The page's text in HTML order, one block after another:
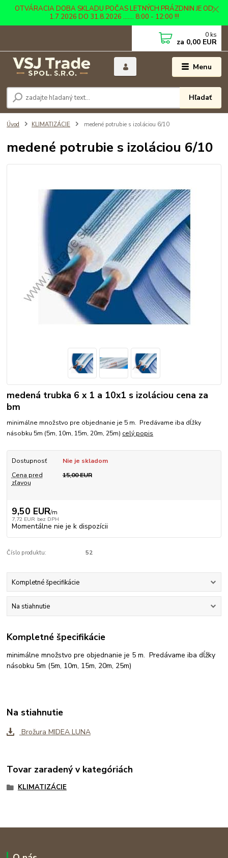
OTVÁRACIA DOBA SKLADU POČAS LETNÝCH PRÁZDNIN JE OD
1.7.2026 DO 31.8.2026 ....... 8:00 - 12:00 !!!
Menu
Hľadať
0 ks
za 0,00 EUR
Úvod KLIMATIZÁCIE medené potrubie s izoláciou 6/10
medené potrubie s izoláciou 6/10
medená trubka 6 x 1 a 10x1 s izoláciou cena za
bm
minimálne množstvo pre objednanie je 5 m. Predávame iba dĺžky
násobku 5m (5m, 10m, 15m, 20m, 25m) celý popis
Dostupnosť
Nie je skladom
Cena pred
zľavou
15,00 EUR
9,50 EUR/m
7,72 EUR bez DPH
Momentálne nie je k dispozícii
Číslo produktu: 52
Kompletné špecifikácie
Na stiahnutie
Kompletné špecifikácie
minimálne množstvo pre objednanie je 5 m. Predávame iba dĺžky
násobku 5m (5m, 10m, 15m, 20m, 25m)
Na stiahnutie
Brožura MIDEA LUNA
Tovar zaradený v kategóriách
KLIMATIZÁCIE